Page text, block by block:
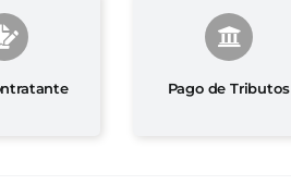
Pago de Tributos